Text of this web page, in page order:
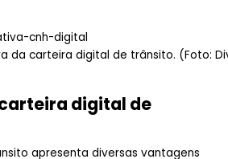
da carteira digital de trânsito. (Foto:
digital de
apresenta diversas vantagens